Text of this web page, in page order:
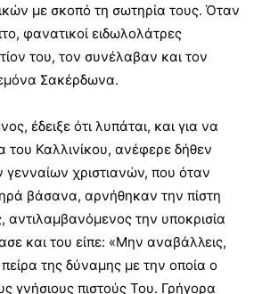
με σκοπό τη σωτηρία τους. Όταν
φανατικοί ειδωλολάτρες
του, τον συνέλαβαν και τον
Σακέρδωνα.
έδειξε ότι λυπάται, και για να
του Καλλινίκου, ανέφερε δήθεν
γενναίων χριστιανών, που όταν
βάσανα, αρνήθηκαν την πίστη
αντιλαμβανόμενος την υποκρισία
και του είπε: «Μην αναβάλλεις,
της δύναμης με την οποία ο
γνήσιους πιστούς Του. Γρήγορα